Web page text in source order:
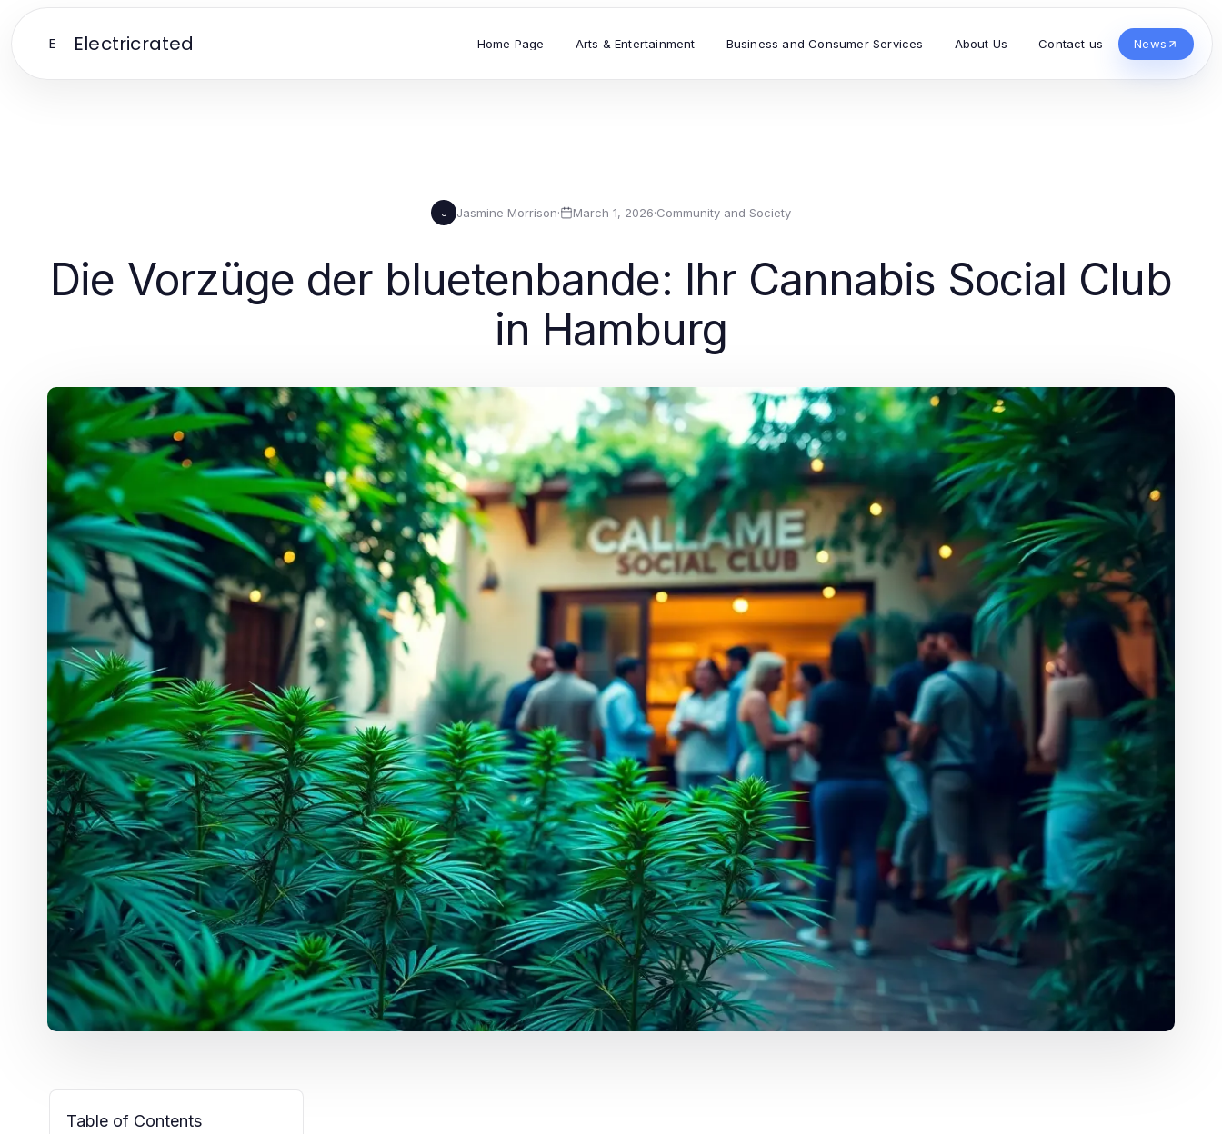
E Electricrated Home Page Arts & Entertainment Business and Consumer Services About Us Contact us News
J Jasmine Morrison· March 1, 2026·Community and Society
Die Vorzüge der bluetenbande: Ihr Cannabis Social Club
in Hamburg
Table of Contents